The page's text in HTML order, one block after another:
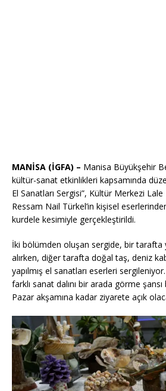
MANİSA (İGFA) – Manisa Büyükşehir
kültür-sanat etkinlikleri kapsamında
El Sanatları Sergisi”, Kültür Merkezi Lale
Ressam Nail Türkel’in kişisel
kurdele kesimiyle gerçekleştirildi.
İki bölümden oluşan sergide, bir tarafta
alırken, diğer tarafta doğal taş, deniz
yapılmış el sanatları eserleri
farklı sanat dalını bir arada görme
Pazar akşamına kadar ziyarete açık